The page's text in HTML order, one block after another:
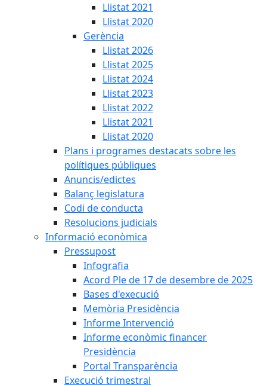
Llistat 2021
Llistat 2020
Gerència
Llistat 2026
Llistat 2025
Llistat 2024
Llistat 2023
Llistat 2022
Llistat 2021
Llistat 2020
Plans i programes destacats sobre les
polítiques públiques
Anuncis/edictes
Balanç legislatura
Codi de conducta
Resolucions judicials
Informació econòmica
Pressupost
Infografia
Acord Ple de 17 de desembre de 2025
Bases d'execució
Memòria Presidència
Informe Intervenció
Informe econòmic financer
Presidència
Portal Transparència
Execució trimestral